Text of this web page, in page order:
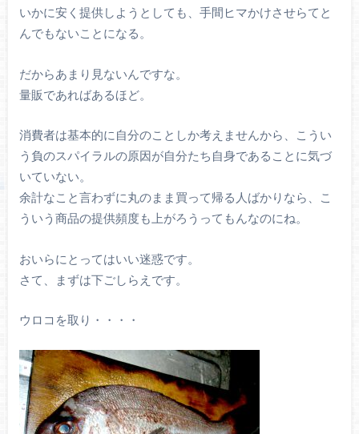
いかに安く提供しようとしても、手間ヒマかけさせらてと
んでもないことになる。
だからあまり見ないんですな。
量販であればあるほど。
消費者は基本的に自分のことしか考えませんから、こうい
う負のスパイラルの原因が自分たち自身であることに気づ
いていない。
余計なこと言わずに丸のまま買って帰る人ばかりなら、こ
ういう商品の提供頻度も上がろうってもんなのにね。
おいらにとってはいい迷惑です。
さて、まずは下ごしらえです。
ウロコを取り・・・・